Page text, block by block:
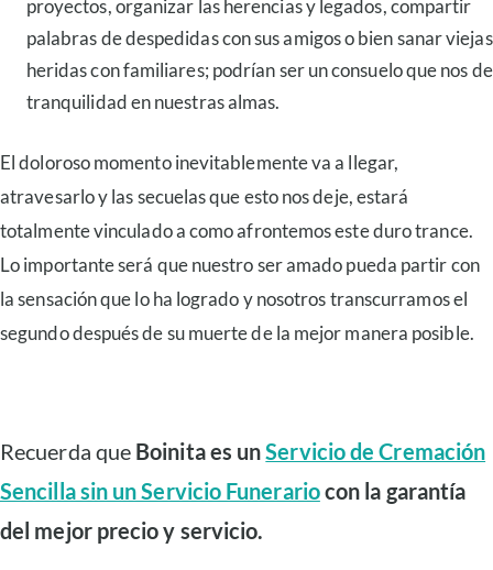
proyectos, organizar las herencias y legados, compartir
palabras de despedidas con sus amigos o bien sanar viejas
heridas con familiares; podrían ser un consuelo que nos de
tranquilidad en nuestras almas.
El doloroso momento inevitablemente va a llegar,
atravesarlo y las secuelas que esto nos deje, estará
totalmente vinculado a como afrontemos este duro trance.
Lo importante será que nuestro ser amado pueda partir con
la sensación que lo ha logrado y nosotros transcurramos el
segundo después de su muerte de la mejor manera posible.
Recuerda que Boinita es unServicio de Cremación
Sencilla sin un Servicio Funerariocon la garantía
del mejor precio y servicio.